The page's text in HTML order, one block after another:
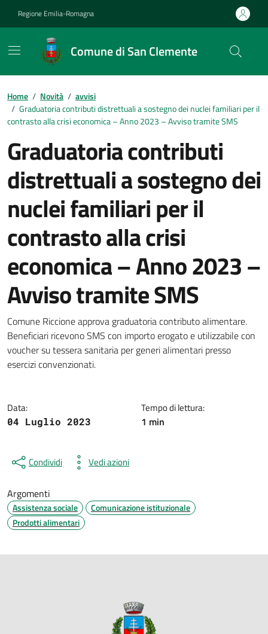
Regione Emilia-Romagna
Comune di San Clemente
Contenuti in evidenza
Home / Novità / avvisi
/ Graduatoria contributi distrettuali a sostegno dei nuclei familiari per il
contrasto alla crisi economica – Anno 2023 – Avviso tramite SMS
Graduatoria contributi
distrettuali a sostegno dei
nuclei familiari per il
contrasto alla crisi
economica – Anno 2023 –
Avviso tramite SMS
Dettagli della notizia
Comune Riccione approva graduatoria contributo alimentare.
Beneficiari ricevono SMS con importo erogato e utilizzabile con
voucher su tessera sanitaria per generi alimentari presso
esercizi convenzionati.
Data:
04 Luglio 2023
Tempo di lettura:
1 min
Condividi Vedi azioni
Argomenti
Assistenza sociale
Comunicazione istituzionale
Prodotti alimentari